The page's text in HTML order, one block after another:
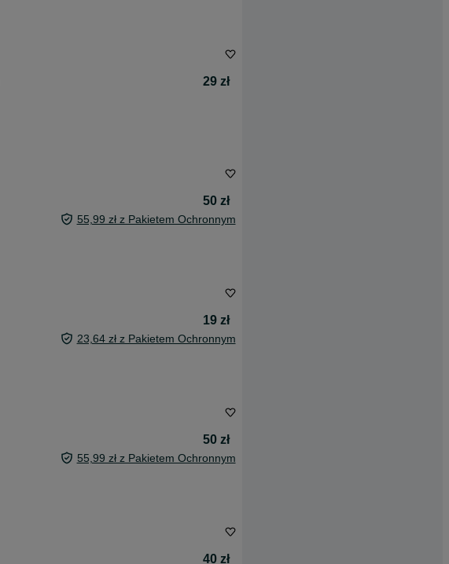
29 zł
50 zł
55,99 zł z Pakietem Ochronnym
19 zł
23,64 zł z Pakietem Ochronnym
50 zł
55,99 zł z Pakietem Ochronnym
40 zł